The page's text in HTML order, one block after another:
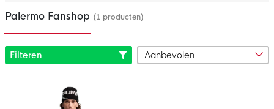
Palermo Fanshop (1 producten)
Filteren